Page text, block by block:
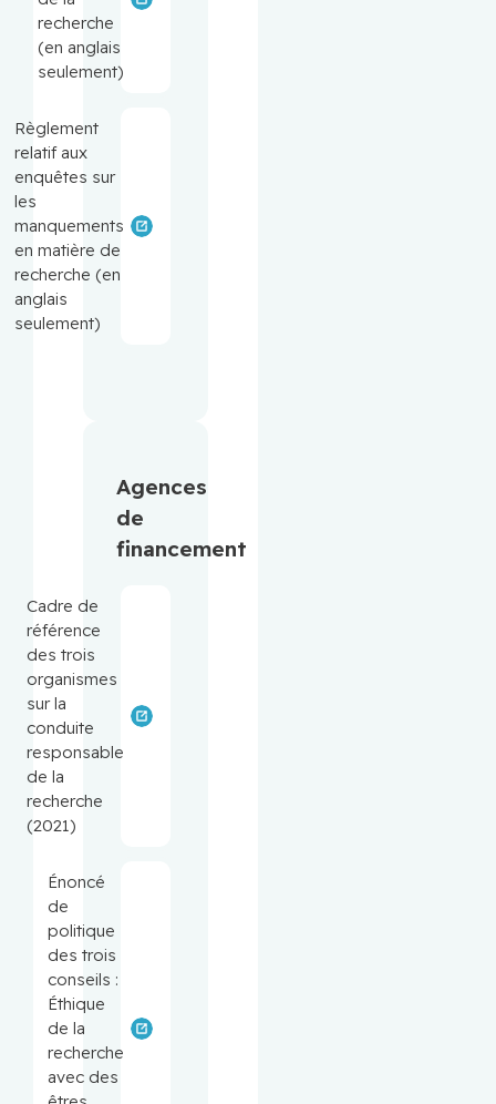
recherche
(en anglais
seulement)
Règlement
relatif aux
enquêtes sur
les
manquements
en matière de
recherche (en
anglais
seulement)
Agences
de
financement
Cadre de
référence
des trois
organismes
sur la
conduite
responsable
de la
recherche
(2021)
Énoncé
de
politique
des trois
conseils :
Éthique
de la
recherche
avec des